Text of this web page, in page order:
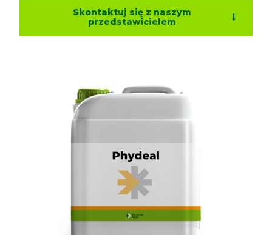
Skontaktuj się z naszym
przedstawicielem